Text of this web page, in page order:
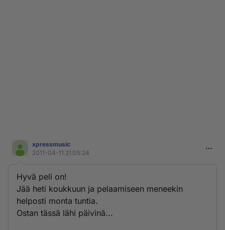
xpressmusic
2011-04-11 21:05:24
Hyvä peli on!
Jää heti koukkuun ja pelaamiseen meneekin
helposti monta tuntia.
Ostan tässä lähi päivinä...